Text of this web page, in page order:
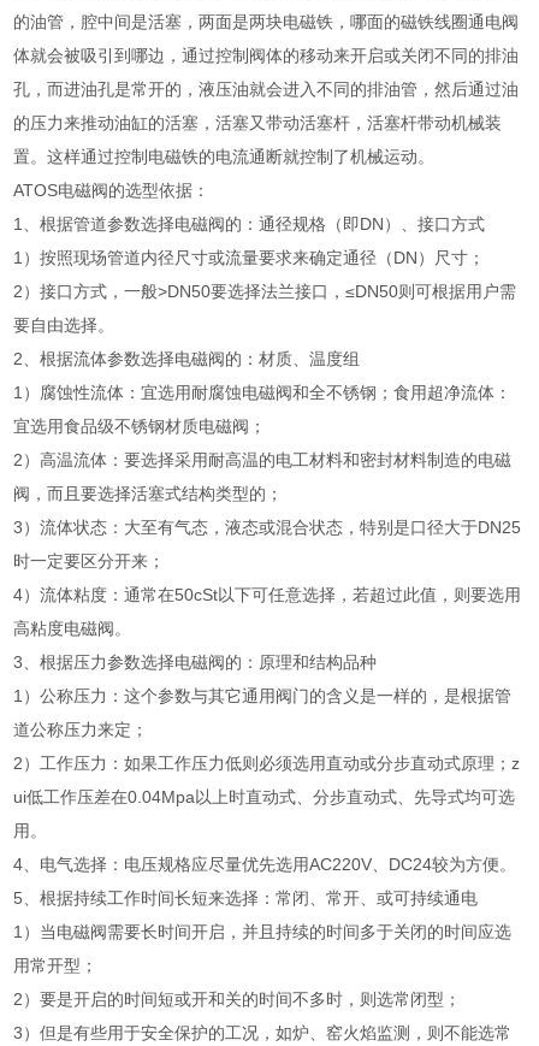
的油管，腔中间是活塞，两面是两块电磁铁，哪面的磁铁线圈通电阀
体就会被吸引到哪边，通过控制阀体的移动来开启或关闭不同的排油
孔，而进油孔是常开的，液压油就会进入不同的排油管，然后通过油
的压力来推动油缸的活塞，活塞又带动活塞杆，活塞杆带动机械装
置。这样通过控制电磁铁的电流通断就控制了机械运动。
ATOS电磁阀的选型依据：
1、根据管道参数选择电磁阀的：通径规格（即DN）、接口方式
1）按照现场管道内径尺寸或流量要求来确定通径（DN）尺寸；
2）接口方式，一般>DN50要选择法兰接口，≤DN50则可根据用户需
要自由选择。
2、根据流体参数选择电磁阀的：材质、温度组
1）腐蚀性流体：宜选用耐腐蚀电磁阀和全不锈钢；食用超净流体：
宜选用食品级不锈钢材质电磁阀；
2）高温流体：要选择采用耐高温的电工材料和密封材料制造的电磁
阀，而且要选择活塞式结构类型的；
3）流体状态：大至有气态，液态或混合状态，特别是口径大于DN25
时一定要区分开来；
4）流体粘度：通常在50cSt以下可任意选择，若超过此值，则要选用
高粘度电磁阀。
3、根据压力参数选择电磁阀的：原理和结构品种
1）公称压力：这个参数与其它通用阀门的含义是一样的，是根据管
道公称压力来定；
2）工作压力：如果工作压力低则必须选用直动或分步直动式原理；z
ui低工作压差在0.04Mpa以上时直动式、分步直动式、先导式均可选
用。
4、电气选择：电压规格应尽量优先选用AC220V、DC24较为方便。
5、根据持续工作时间长短来选择：常闭、常开、或可持续通电
1）当电磁阀需要长时间开启，并且持续的时间多于关闭的时间应选
用常开型；
2）要是开启的时间短或开和关的时间不多时，则选常闭型；
3）但是有些用于安全保护的工况，如炉、窑火焰监测，则不能选常